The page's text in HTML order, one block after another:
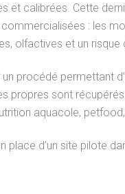
et calibrées. Cette
: les
olfactives et un
procédé permettant
propres sont
aquacole,
place d’un site pilote